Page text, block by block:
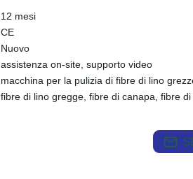
12 mesi
CE
Nuovo
assistenza on-site, supporto video
macchina per la pulizia di fibre di lino
fibre di lino gregge, fibre di canapa, fibre di